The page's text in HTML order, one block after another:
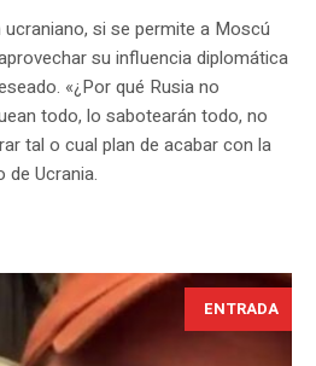
ucraniano, si se permite a Moscú
su influencia diplomática
«¿Por qué Rusia no
todo, lo sabotearán todo, no
tal o cual plan de acabar con la
de Ucrania.
ENTRADA